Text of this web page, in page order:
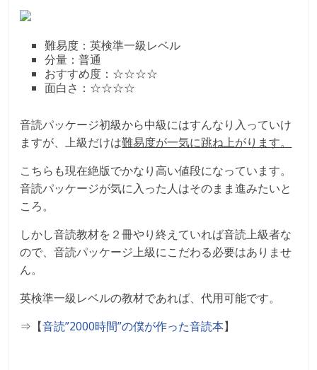
難易度：英検準一級レベル
分量：普通
おすすめ度：☆☆☆☆
面白さ：☆☆☆☆
音読パッケージ初級から中級にはすんなり入っていけ
ますが、上級だけは難易度が一気に跳ね上がります。
こちらも現在絶版でかなり高い値段になっています。
音読パッケージが気に入った人はそのまま進みたいと
ころ。
しかし音読教材を２冊やり終えていれば音読上級者な
ので、音読パッケージ上級にこだわる必要はありませ
ん。
英検準一級レベルの教材であれば、代用可能です。
⇒【音読”2000時間”の僕が作った音読本】